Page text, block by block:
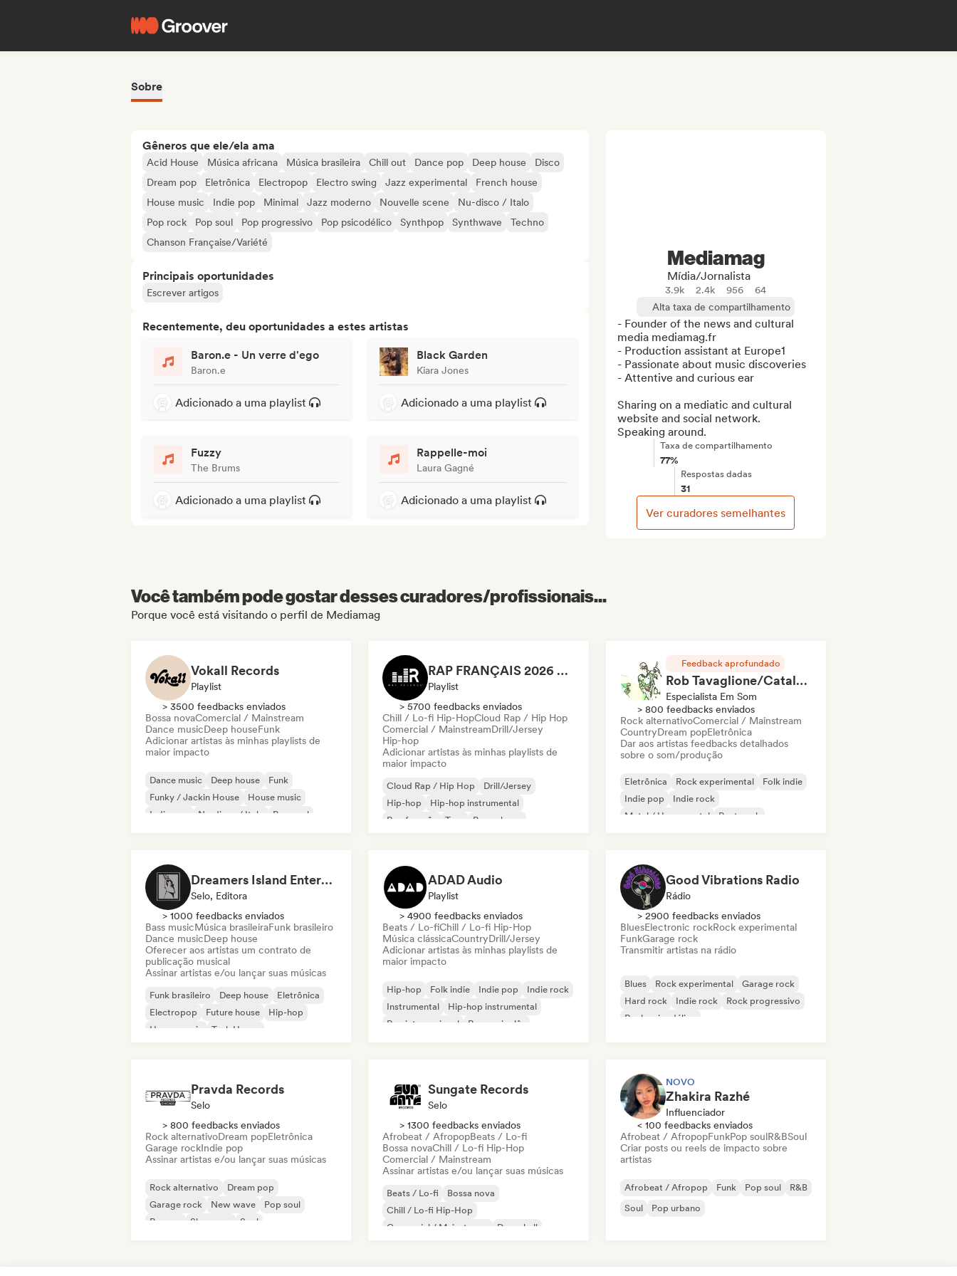
Sobre
Gêneros que ele/ela ama
Acid House Música africana Música brasileira Chill out Dance pop Deep house
Disco
Dream pop
Eletrônica Electropop Electro swing Jazz experimental
French house
House music
Indie pop Minimal Jazz moderno Nouvelle scene
Nu-disco / Italo
Pop rock
Pop soul Pop progressivo Pop psicodélico Synthpop Synthwave
Techno
Chanson Française/Variété
Principais oportunidades
Escrever artigos
Recentemente, deu oportunidades a estes artistas
Baron.e - Un verre d'ego
Baron.e
Adicionado a uma playlist
Black Garden
Kiara Jones
Adicionado a uma playlist
Fuzzy
The Brums
Adicionado a uma playlist
Rappelle-moi
Laura Gagné
Adicionado a uma playlist
Mediamag
Mídia/Jornalista
3.9k 2.4k 956
64
Alta taxa de compartilhamento
- Founder of the news and cultural
media mediamag.fr
- Production assistant at Europe1
- Passionate about music discoveries
- Attentive and curious ear
Sharing on a mediatic and cultural
website and social network.
Speaking around.
Taxa de compartilhamento
77%
Respostas dadas
31
Ver curadores semelhantes
Você também pode gostar desses curadores/profissionais...
Porque você está visitando o perfil de Mediamag
Vokall Records
Playlist
> 3500 feedbacks enviados
Bossa novaComercial / Mainstream
Dance musicDeep houseFunk
Adicionar artistas às minhas playlists de
maior impacto
Dance music Deep house
Funk
Funky / Jackin House
House music
Indie pop
Nu-disco / Italo Pop soul
RAP FRANÇAIS 2026 🔥🇫🇷 (Way Records)
Playlist
> 5700 feedbacks enviados
Chill / Lo-fi Hip-HopCloud Rap / Hip Hop
Comercial / MainstreamDrill/Jersey
Hip-hop
Adicionar artistas às minhas playlists de
maior impacto
Cloud Rap / Hip Hop
Drill/Jersey
Hip-hop
Hip-hop instrumental
Rap francês
Trap
Pop urbano
Feedback aprofundado
Rob Tavaglione/Catalyst Recording
Especialista Em Som
> 800 feedbacks enviados
Rock alternativoComercial / Mainstream
CountryDream popEletrônica
Dar aos artistas feedbacks detalhados
sobre o som/produção
Eletrônica Rock experimental
Folk indie
Indie pop
Indie rock
Metal / Heavy metal
Post punk
Dreamers Island Entertainment
Selo, Editora
> 1000 feedbacks enviados
Bass musicMúsica brasileiraFunk brasileiro
Dance musicDeep house
Oferecer aos artistas um contrato de
publicação musical
Assinar artistas e/ou lançar suas músicas
Funk brasileiro Deep house
Eletrônica
Electropop
Future house
Hip-hop
House music
Tech House
ADAD Audio
Playlist
> 4900 feedbacks enviados
Beats / Lo-fiChill / Lo-fi Hip-Hop
Música clássicaCountryDrill/Jersey
Adicionar artistas às minhas playlists de
maior impacto
Hip-hop Folk indie Indie pop
Indie rock
Instrumental
Hip-hop instrumental
Rap internacional
Rap em inglês
Good Vibrations Radio
Rádio
> 2900 feedbacks enviados
BluesElectronic rockRock experimental
FunkGarage rock
Transmitir artistas na rádio
Blues Rock experimental
Garage rock
Hard rock
Indie rock
Rock progressivo
Rock psicodélico
Pravda Records
Selo
> 800 feedbacks enviados
Rock alternativoDream popEletrônica
Garage rockIndie pop
Assinar artistas e/ou lançar suas músicas
Rock alternativo
Dream pop
Garage rock
New wave
Pop soul
Reggae
Shoegaze Soul
Sungate Records
Selo
> 1300 feedbacks enviados
Afrobeat / AfropopBeats / Lo-fi
Bossa novaChill / Lo-fi Hip-Hop
Comercial / Mainstream
Assinar artistas e/ou lançar suas músicas
Beats / Lo-fi
Bossa nova
Chill / Lo-fi Hip-Hop
Comercial / Mainstream
Dancehall
NOVO
Zhakira Razhé
Influenciador
< 100 feedbacks enviados
Afrobeat / AfropopFunkPop soulR&BSoul
Criar posts ou reels de impacto sobre
artistas
Afrobeat / Afropop Funk Pop soul
R&B
Soul
Pop urbano